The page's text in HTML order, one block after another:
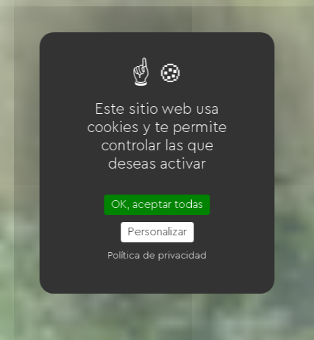
Este sitio web usa
cookies y te permite
controlar las que
deseas activar
OK, aceptar todas
Personalizar
Política de privacidad